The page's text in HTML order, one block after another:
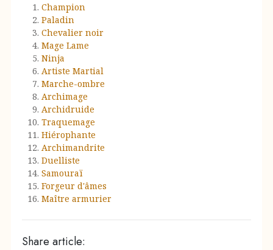
Champion
Paladin
Chevalier noir
Mage Lame
Ninja
Artiste Martial
Marche-ombre
Archimage
Archidruide
Traquemage
Hiérophante
Archimandrite
Duelliste
Samouraï
Forgeur d'âmes
Maître armurier
Share article: